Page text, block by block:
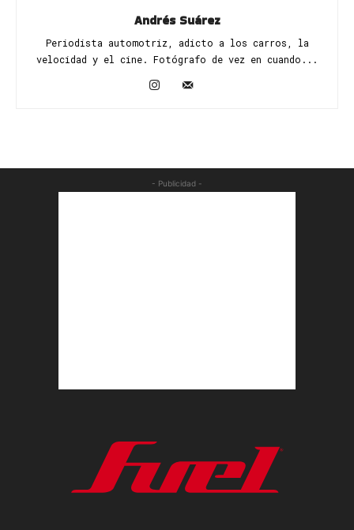
Andrés Suárez
Periodista automotriz, adicto a los carros, la
velocidad y el cine. Fotógrafo de vez en cuando...
- Publicidad -